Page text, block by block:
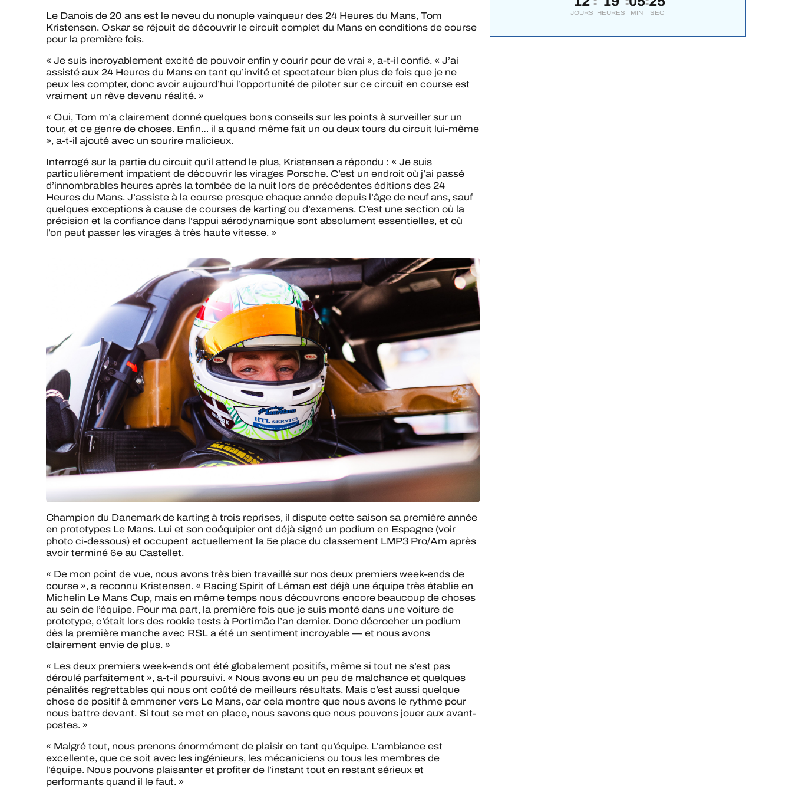
Le Danois de 20 ans est le neveu du nonuple vainqueur des 24 Heures du Mans, Tom
Kristensen. Oskar se réjouit de découvrir le circuit complet du Mans en conditions de course
pour la première fois.
« Je suis incroyablement excité de pouvoir enfin y courir pour de vrai », a-t-il confié. « J’ai
assisté aux 24 Heures du Mans en tant qu’invité et spectateur bien plus de fois que je ne
peux les compter, donc avoir aujourd’hui l’opportunité de piloter sur ce circuit en course est
vraiment un rêve devenu réalité. »
« Oui, Tom m’a clairement donné quelques bons conseils sur les points à surveiller sur un
tour, et ce genre de choses. Enfin… il a quand même fait un ou deux tours du circuit lui-même
», a-t-il ajouté avec un sourire malicieux.
Interrogé sur la partie du circuit qu’il attend le plus, Kristensen a répondu : « Je suis
particulièrement impatient de découvrir les virages Porsche. C’est un endroit où j’ai passé
d’innombrables heures après la tombée de la nuit lors de précédentes éditions des 24
Heures du Mans. J’assiste à la course presque chaque année depuis l’âge de neuf ans, sauf
quelques exceptions à cause de courses de karting ou d’examens. C’est une section où la
précision et la confiance dans l’appui aérodynamique sont absolument essentielles, et où
l’on peut passer les virages à très haute vitesse. »
Champion du Danemark de karting à trois reprises, il dispute cette saison sa première année
en prototypes Le Mans. Lui et son coéquipier ont déjà signé un podium en Espagne (voir
photo ci-dessous) et occupent actuellement la 5e place du classement LMP3 Pro/Am après
avoir terminé 6e au Castellet.
« De mon point de vue, nous avons très bien travaillé sur nos deux premiers week-ends de
course », a reconnu Kristensen. « Racing Spirit of Léman est déjà une équipe très établie en
Michelin Le Mans Cup, mais en même temps nous découvrons encore beaucoup de choses
au sein de l’équipe. Pour ma part, la première fois que je suis monté dans une voiture de
prototype, c’était lors des rookie tests à Portimão l’an dernier. Donc décrocher un podium
dès la première manche avec RSL a été un sentiment incroyable — et nous avons
clairement envie de plus. »
« Les deux premiers week-ends ont été globalement positifs, même si tout ne s’est pas
déroulé parfaitement », a-t-il poursuivi. « Nous avons eu un peu de malchance et quelques
pénalités regrettables qui nous ont coûté de meilleurs résultats. Mais c’est aussi quelque
chose de positif à emmener vers Le Mans, car cela montre que nous avons le rythme pour
nous battre devant. Si tout se met en place, nous savons que nous pouvons jouer aux avant-
postes. »
« Malgré tout, nous prenons énormément de plaisir en tant qu’équipe. L’ambiance est
excellente, que ce soit avec les ingénieurs, les mécaniciens ou tous les membres de
l’équipe. Nous pouvons plaisanter et profiter de l’instant tout en restant sérieux et
performants quand il le faut. »
JOURS HEURES MIN SEC